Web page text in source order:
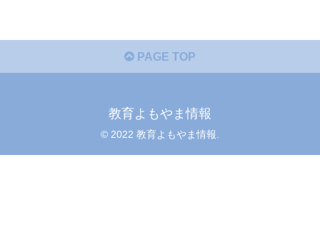
PAGE TOP
教育よもやま情報
© 2022 教育よもやま情報.